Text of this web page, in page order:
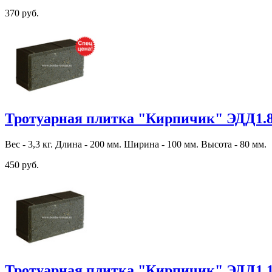
370 руб.
Тротуарная плитка "Кирпичик"
Вес - 3,3 кг. Длина - 200 мм. Ширина - 100 мм. Высота - 80 мм.
450 руб.